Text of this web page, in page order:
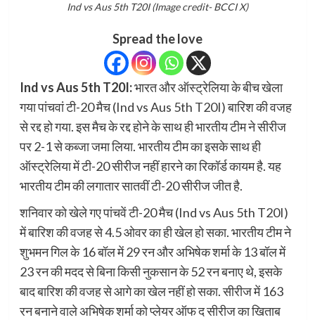
Ind vs Aus 5th T20I (Image credit- BCCI X)
Spread the love
Ind vs Aus 5th T20I:भारत और ऑस्ट्रेलिया के बीच खेला
गया पांचवां टी-20 मैच (Ind vs Aus 5th T20I) बारिश की वजह
से रद्द हो गया. इस मैच के रद्द होने के साथ ही भारतीय टीम ने सीरीज
पर 2-1 से कब्जा जमा लिया. भारतीय टीम का इसके साथ ही
ऑस्ट्रेलिया में टी-20 सीरीज नहीं हारने का रिकॉर्ड कायम है. यह
भारतीय टीम की लगातार सातवीं टी-20 सीरीज जीत है.
शनिवार को खेले गए पांचवें टी-20 मैच (Ind vs Aus 5th T20I)
में बारिश की वजह से 4.5 ओवर का ही खेल हो सका. भारतीय टीम ने
शुभमन गिल के 16 बॉल में 29 रन और अभिषेक शर्मा के 13 बॉल में
23 रन की मदद से बिना किसी नुकसान के 52 रन बनाए थे, इसके
बाद बारिश की वजह से आगे का खेल नहीं हो सका. सीरीज में 163
रन बनाने वाले अभिषेक शर्मा को प्लेयर ऑफ द सीरीज का खिताब